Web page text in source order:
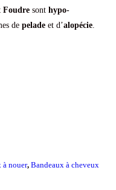
Foudre sont hypo-
de pelade et d’alopécie
à nouer, Bandeaux à cheveux